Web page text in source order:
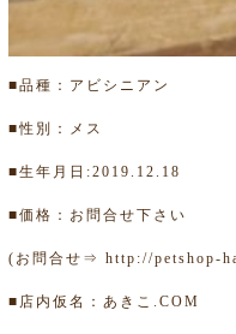
■品種：アビシニアン
■性別：メス
■生年月日:2019.12.18
■価格：お問合せ下さい
(お問合せ⇒ http://petshop-
■店内仮名：あきこ.COM